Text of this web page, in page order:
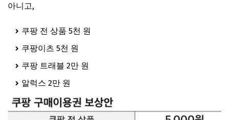
아니고,
쿠팡 전 상품 5천 원
쿠팡이츠 5천 원
쿠팡 트래블 2만 원
알럭스 2만 원